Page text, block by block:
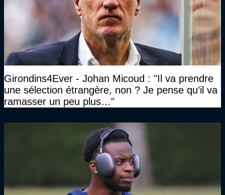
Girondins4Ever - Johan Micoud : "Il va prendre
une sélection étrangère, non ? Je pense qu’il va
ramasser un peu plus…"